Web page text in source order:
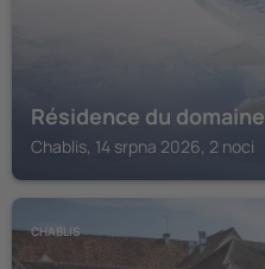
Résidence du domaine
Chablis, 14 srpna 2026, 2 noci
CHABLIS